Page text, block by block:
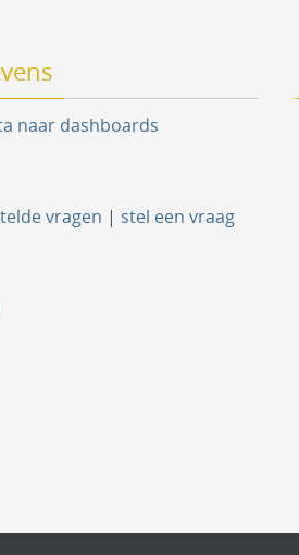
naar dashboards
vragen | stel een vraag